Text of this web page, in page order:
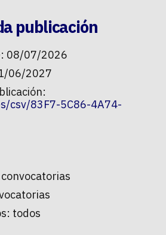
publicación
08/07/2026
06/2027
csv/83F7-5C86-4A74-
todos